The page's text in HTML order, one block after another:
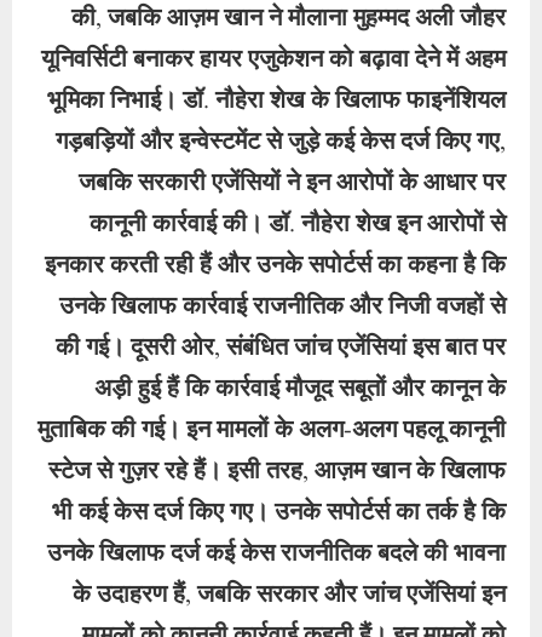
की, जबकि आज़म खान ने मौलाना मुहम्मद अली जौहर
यूनिवर्सिटी बनाकर हायर एजुकेशन को बढ़ावा देने में अहम
भूमिका निभाई। डॉ. नौहेरा शेख के खिलाफ फाइनेंशियल
गड़बड़ियों और इन्वेस्टमेंट से जुड़े कई केस दर्ज किए गए,
जबकि सरकारी एजेंसियों ने इन आरोपों के आधार पर
कानूनी कार्रवाई की। डॉ. नौहेरा शेख इन आरोपों से
इनकार करती रही हैं और उनके सपोर्टर्स का कहना है कि
उनके खिलाफ कार्रवाई राजनीतिक और निजी वजहों से
की गई। दूसरी ओर, संबंधित जांच एजेंसियां इस बात पर
अड़ी हुई हैं कि कार्रवाई मौजूद सबूतों और कानून के
मुताबिक की गई। इन मामलों के अलग-अलग पहलू कानूनी
स्टेज से गुज़र रहे हैं। इसी तरह, आज़म खान के खिलाफ
भी कई केस दर्ज किए गए। उनके सपोर्टर्स का तर्क है कि
उनके खिलाफ दर्ज कई केस राजनीतिक बदले की भावना
के उदाहरण हैं, जबकि सरकार और जांच एजेंसियां इन